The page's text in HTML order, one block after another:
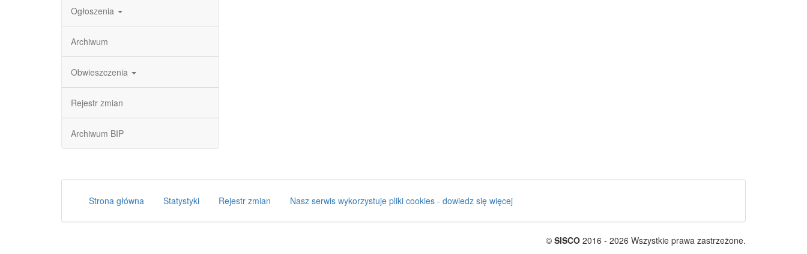
Ogłoszenia
Archiwum
Obwieszczenia
Rejestr zmian
Archiwum BIP
Strona główna Statystyki Rejestr zmian Nasz serwis wykorzystuje pliki cookies - dowiedz się więcej
© SISCO 2016 - 2026 Wszystkie prawa zastrzeżone.